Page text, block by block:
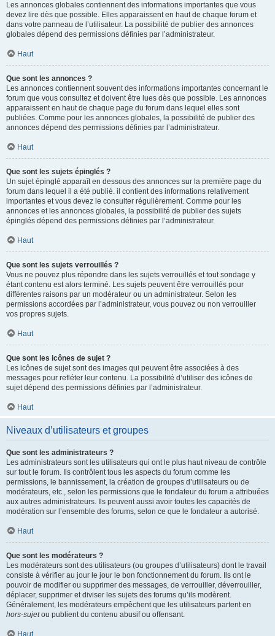
Les annonces globales contiennent des informations importantes que vous
devez lire dès que possible. Elles apparaissent en haut de chaque forum et
dans votre panneau de l’utilisateur. La possibilité de publier des annonces
globales dépend des permissions définies par l’administrateur.
Haut
Que sont les annonces ?
Les annonces contiennent souvent des informations importantes concernant le
forum que vous consultez et doivent être lues dès que possible. Les annonces
apparaissent en haut de chaque page du forum dans lequel elles sont
publiées. Comme pour les annonces globales, la possibilité de publier des
annonces dépend des permissions définies par l’administrateur.
Haut
Que sont les sujets épinglés ?
Un sujet épinglé apparaît en dessous des annonces sur la première page du
forum dans lequel il a été publié. il contient des informations relativement
importantes et vous devez le consulter régulièrement. Comme pour les
annonces et les annonces globales, la possibilité de publier des sujets
épinglés dépend des permissions définies par l’administrateur.
Haut
Que sont les sujets verrouillés ?
Vous ne pouvez plus répondre dans les sujets verrouillés et tout sondage y
étant contenu est alors terminé. Les sujets peuvent être verrouillés pour
différentes raisons par un modérateur ou un administrateur. Selon les
permissions accordées par l’administrateur, vous pouvez ou non verrouiller
vos propres sujets.
Haut
Que sont les icônes de sujet ?
Les icônes de sujet sont des images qui peuvent être associées à des
messages pour refléter leur contenu. La possibilité d’utiliser des icônes de
sujet dépend des permissions définies par l’administrateur.
Haut
Niveaux d’utilisateurs et groupes
Que sont les administrateurs ?
Les administrateurs sont les utilisateurs qui ont le plus haut niveau de contrôle
sur tout le forum. Ils contrôlent tous les aspects du forum comme les
permissions, le bannissement, la création de groupes d’utilisateurs ou de
modérateurs, etc., selon les permissions que le fondateur du forum a attribuées
aux autres administrateurs. Ils peuvent aussi avoir toutes les capacités de
modération sur l’ensemble des forums, selon ce que le fondateur a autorisé.
Haut
Que sont les modérateurs ?
Les modérateurs sont des utilisateurs (ou groupes d’utilisateurs) dont le travail
consiste à vérifier au jour le jour le bon fonctionnement du forum. Ils ont le
pouvoir de modifier ou supprimer des messages, de verrouiller, déverrouiller,
déplacer, supprimer et diviser les sujets des forums qu’ils modèrent.
Généralement, les modérateurs empêchent que les utilisateurs partent en
hors-sujetou publient du contenu abusif ou offensant.
Haut